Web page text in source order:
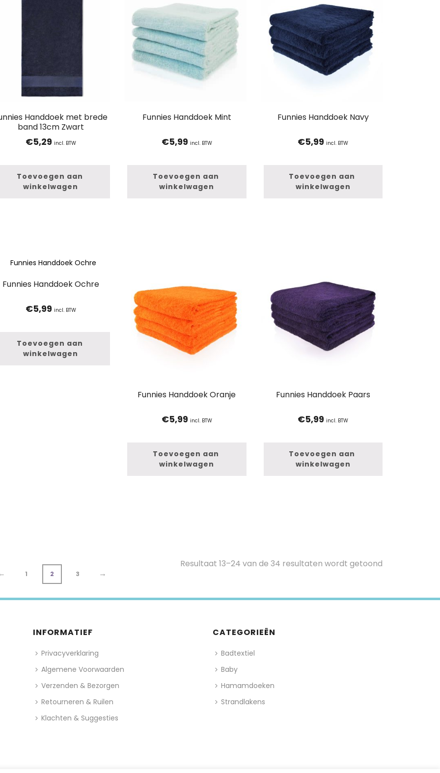
Handdoek met brede
band 13cm Zwart
€5,29 incl. BTW
Toevoegen aan
winkelwagen
Funnies Handdoek Mint
€5,99 incl. BTW
Toevoegen aan
winkelwagen
Funnies Handdoek Navy
€5,99 incl. BTW
Toevoegen aan
winkelwagen
Funnies Handdoek Ochre
€5,99 incl. BTW
Toevoegen aan
winkelwagen
Funnies Handdoek Oranje
€5,99 incl. BTW
Toevoegen aan
winkelwagen
Funnies Handdoek Paars
€5,99 incl. BTW
Toevoegen aan
winkelwagen
1 2 3 →
Resultaat 13–24 van de 34 resultaten wordt getoond
INFORMATIEF
Privacyverklaring
Algemene Voorwaarden
Verzenden & Bezorgen
Retourneren & Ruilen
Klachten & Suggesties
CATEGORIEËN
Badtextiel
Baby
Hamamdoeken
Strandlakens